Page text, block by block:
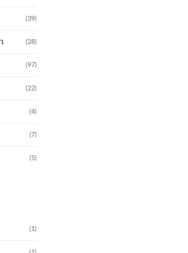
(39)
(28)
(97)
(22)
(4)
(7)
(5)
(1)